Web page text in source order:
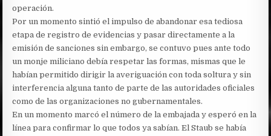
operación.
Por un momento sintió el impulso de abandonar esa tediosa
etapa de registro de evidencias y pasar directamente a la
emisión de sanciones sin embargo, se contuvo pues ante todo
un monje miliciano debía respetar las formas, mismas que le
habían permitido dirigir la averiguación con toda soltura y sin
interferencia alguna tanto de parte de las autoridades oficiales
como de las organizaciones no gubernamentales.
En un momento marcó el número de la embajada y esperó en la
línea para confirmar lo que todos ya sabían. El Staub se había